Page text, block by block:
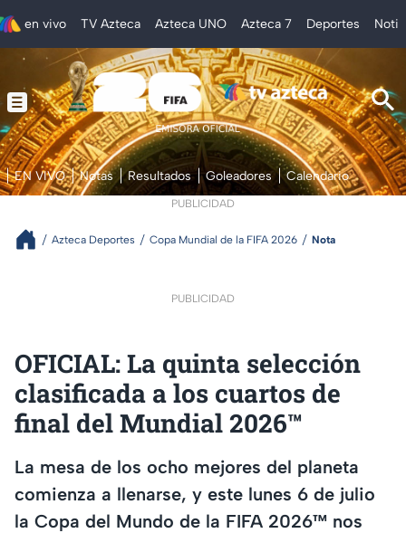
en vivo TV Azteca Azteca UNO Azteca 7 Deportes
EN VIVO Notas Resultados Goleadores Calendario
PUBLICIDAD
Azteca Deportes Copa Mundial de la FIFA 2026 Nota
PUBLICIDAD
OFICIAL: La quinta selección
clasificada a los cuartos de
final del Mundial 2026™
La mesa de los ocho mejores del planeta
comienza a llenarse, y este lunes 6 de julio
la Copa del Mundo de la FIFA 2026™ nos